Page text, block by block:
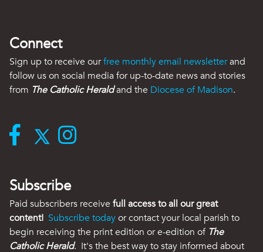
Connect
Sign up to receive ourfree monthly email newsletterand
follow us on social media for up-to-date news and stories
from The Catholic Heraldand the Diocese of Madison.
Subscribe
Paid subscribers receive full access to all our great
content! Subscribe todayor contact your local parish to
begin receiving the print edition or e-edition of The
Catholic Herald. It's the best way to stay informed about